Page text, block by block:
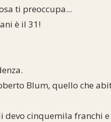
ti preoccupa...
è il 31!
Blum, quello che
devo cinquemila franchi